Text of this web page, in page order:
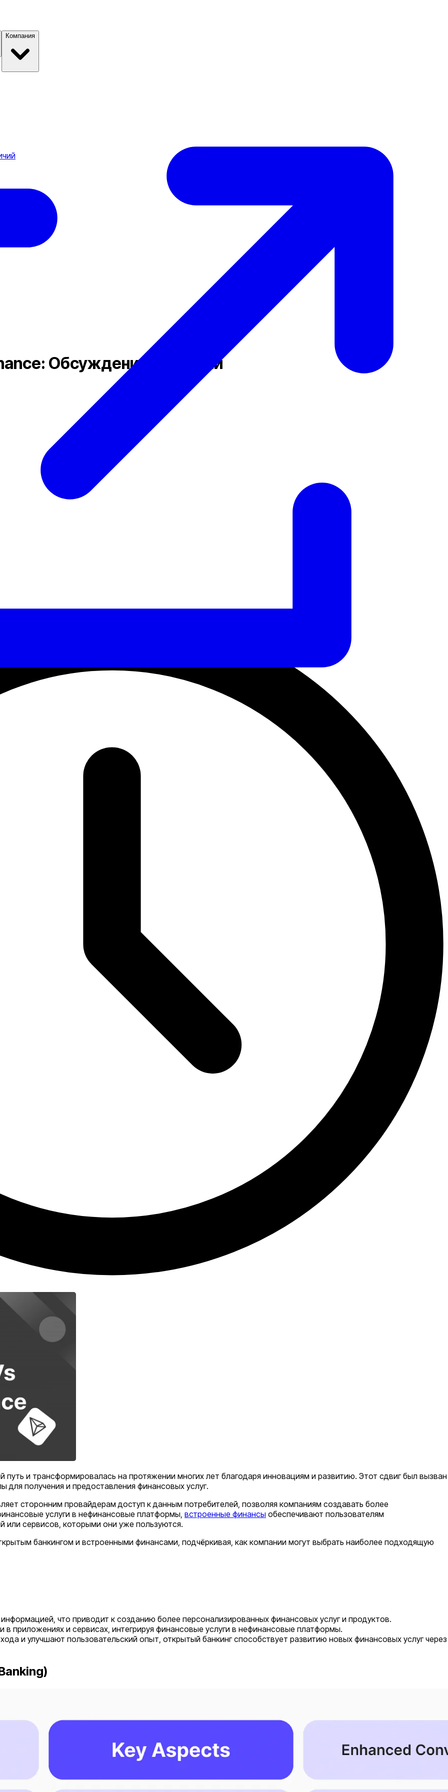
Компания
Обсуждение Различий
и трансформировалась на протяжении многих лет благодаря инновациям и развитию. Этот сдвиг был вызван
получения и предоставления финансовых услуг.
сторонним провайдерам доступ к данным потребителей, позволяя компаниям создавать более
услуги в нефинансовые платформы, встроенные финансы обеспечивают пользователям
или сервисов, которыми они уже пользуются.
банкингом и встроенными финансами, подчёркивая, как компании могут выбрать наиболее подходящую
что приводит к созданию более персонализированных финансовых услуг и продуктов.
приложениях и сервисах, интегрируя финансовые услуги в нефинансовые платформы.
и улучшают пользовательский опыт, открытый банкинг способствует развитию новых финансовых услуг через